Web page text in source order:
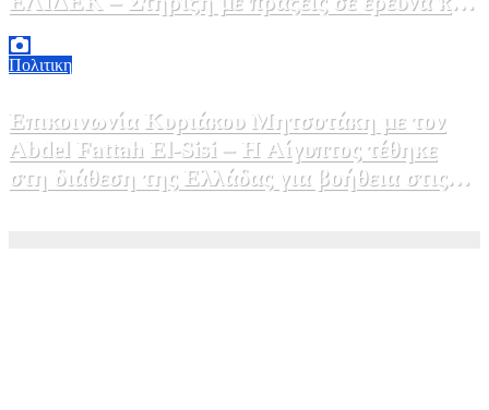
καινοτομία»
Πολιτικη
Επικοινωνία Κυριάκου Μητσοτάκη με τον
Abdel Fattah El-Sisi – Η Αίγυπτος τέθηκε
στη διάθεση της Ελλάδας για βοήθεια στις